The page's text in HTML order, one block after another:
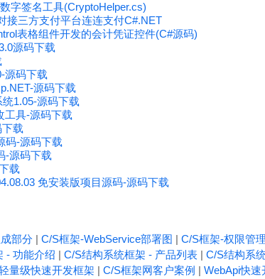
字签名工具(CryptoHelper.cs)
接三方支付平台连连支付C#.NET
表格组件开发的会计凭证控件(C#源码)
源码下载
源码下载
源码下载
1.05-源码下载
工具-源码下载
载
码-源码下载
-源码下载
载
免安装版项目源码-源码下载
部分| C/S框架-WebService部署图 | C/S框架-权限管
- 功能介绍 | C/S结构系统框架 - 产品列表| C/S结构系
量级快速开发框架 | C/S框架网客户案例 | WebApi快速